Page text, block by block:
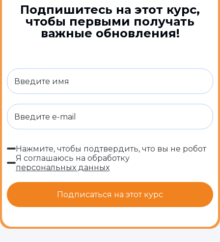
Подпишитесь на этот курс,
чтобы первыми получать
важные обновления!
Нажмите, чтобы подтвердить, что вы не робот
Я соглашаюсь на обработку
персональных данных